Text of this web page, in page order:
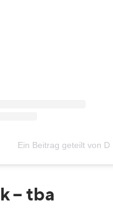
Ein Beitrag geteilt von
– tba